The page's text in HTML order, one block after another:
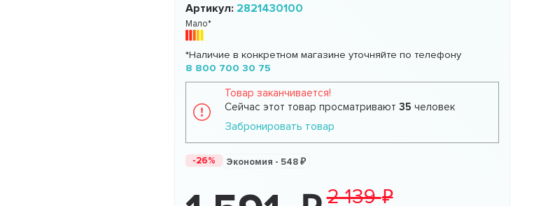
Артикул: 2821430100
Мало*
*Наличие в конкретном магазине уточняйте по телефону
8 800 700 30 75
Товар заканчивается!
Сейчас этот товар просматривают 35 человек
Забронировать товар
-26% Экономия - 548
2 139